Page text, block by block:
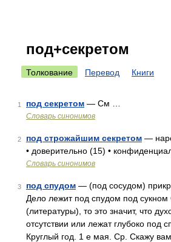
под+секретом
Толкование Перевод Книги
1 под секретом — См …
Словарь синонимов
2 под строжайшим секретом —
• доверительно (15) •
Словарь синонимов
3 под спудом — (под сосудом)
Дело лежит под спудом под
(литературы), то это значит, что
отсутствии или лежат глубоко под
Круглый год. 1 е мая. Ср. Скажу